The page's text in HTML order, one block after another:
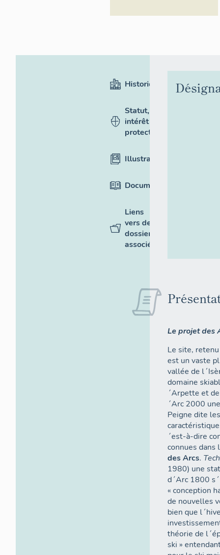
Historique
Statut,
intérêt et
protection
Illustrations
Documentation
Liens
vers des
dossiers
associés
Le projet des
Le site,
est un vaste
vallée de
domaine
´Arpette et
´Arc 2000
Peigne dite
´est-à-dire
connues dans
des Arcs.
1980) une
d´Arc 1800
« conception
de nouvelles
bien que
théorie de
ski »